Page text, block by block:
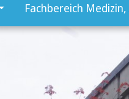
Fachbereich